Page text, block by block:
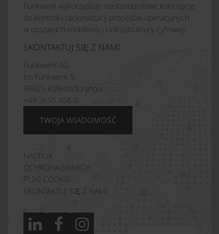
Funkwerk wykorzystuje niestandardowe koncepcje
do kontroli i racjonalizacji procesów operacyjnych
w obszarach mobilności i infrastruktury cyfrowej.
SKONTAKTUJ SIĘ Z NAMI
Funkwerk AG
Im Funkwerk 5
99625 Kölleda/Turyngia
+49 3635 458-0
TWOJA WIADOMOŚĆ
NADRUK
OCHRONA DANYCH
PLIKI COOKIE
SKONTAKTUJ SIĘ Z NAMI